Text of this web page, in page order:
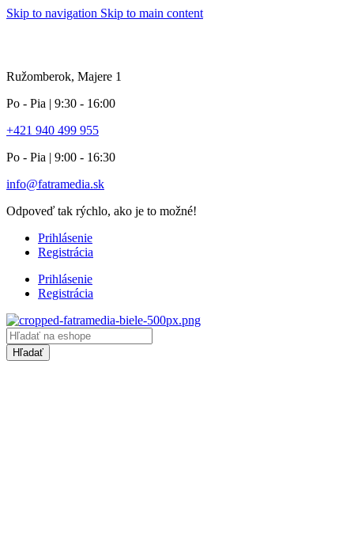
Skip to navigation Skip to main content
Ružomberok, Majere 1
Po - Pia | 9:30 - 16:00
+421 940 499 955
Po - Pia | 9:00 - 16:30
info@fatramedia.sk
Odpoveď tak rýchlo, ako je to možné!
Prihlásenie
Registrácia
Prihlásenie
Registrácia
Products
search
Hľadať